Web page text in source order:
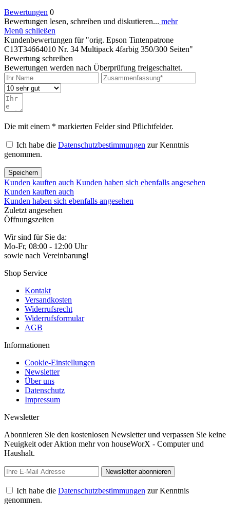
Bewertungen 0
Bewertungen lesen, schreiben und diskutieren... mehr
Menü schließen
Kundenbewertungen für "orig. Epson Tintenpatrone
C13T34664010 Nr. 34 Multipack 4farbig 350/300 Seiten"
Bewertung schreiben
Bewertungen werden nach Überprüfung freigeschaltet.
Die mit einem * markierten Felder sind Pflichtfelder.
Ich habe die Datenschutzbestimmungen zur Kenntnis
genommen.
Speichern
Kunden kauften auch Kunden haben sich ebenfalls angesehen
Kunden kauften auch
Kunden haben sich ebenfalls angesehen
Zuletzt angesehen
Öffnungszeiten
Wir sind für Sie da:
Mo-Fr, 08:00 - 12:00 Uhr
sowie nach Vereinbarung!
Shop Service
Kontakt
Versandkosten
Widerrufsrecht
Widerrufsformular
AGB
Informationen
Cookie-Einstellungen
Newsletter
Über uns
Datenschutz
Impressum
Newsletter
Abonnieren Sie den kostenlosen Newsletter und verpassen Sie keine
Neuigkeit oder Aktion mehr von houseWorX - Computer und
Haushalt.
Newsletter abonnieren
Ich habe die Datenschutzbestimmungen zur Kenntnis
genommen.